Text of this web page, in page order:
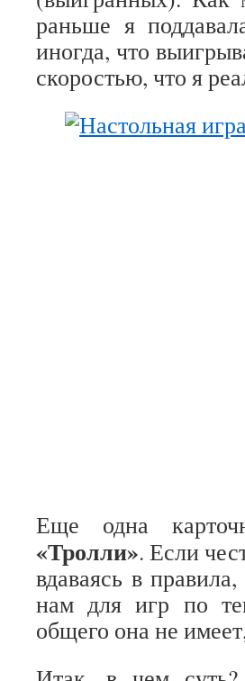
раньше я
иногда, что
скоростью, что я
Еще одна
«Тролли». Если
вдаваясь в
нам для игр по
общего она не